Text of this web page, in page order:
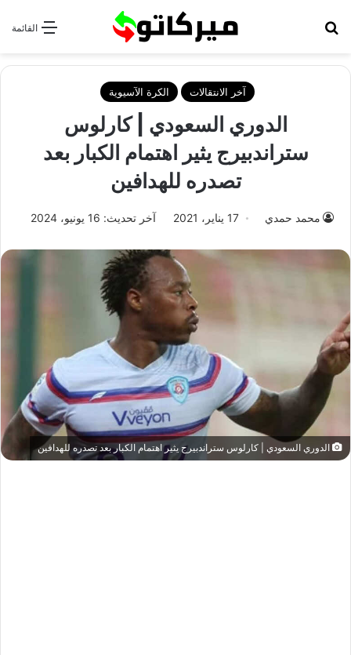
القائمة
آخر الانتقالات الكرة الآسيوية
الدوري السعودي | كارلوس
ستراندبيرج يثير اهتمام الكبار بعد
تصدره للهدافين
محمد حمدي 17 يناير، 2021 آخر تحديث: 16 يونيو، 2024
الدوري السعودي | كارلوس ستراندبيرج يثير اهتمام الكبار بعد تصدره للهدافين